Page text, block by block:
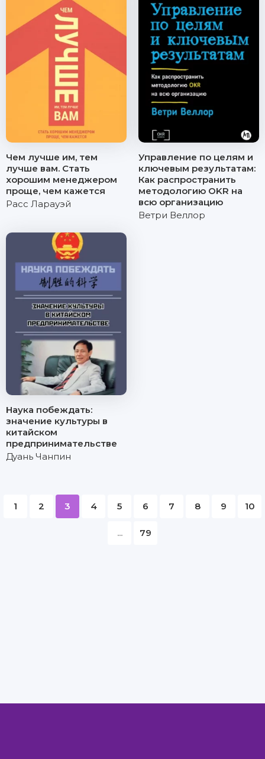
Чем лучше им, тем
лучше вам. Стать
хорошим менеджером
проще, чем кажется
Расс Ларауэй
Управление по целям и
ключевым результатам:
Как распространить
методологию OKR на
всю организацию
Ветри Веллор
Наука побеждать:
значение культуры в
китайском
предпринимательстве
Дуань Чанпин
1 2 3 4 5 6 7 8 9 10
... 79